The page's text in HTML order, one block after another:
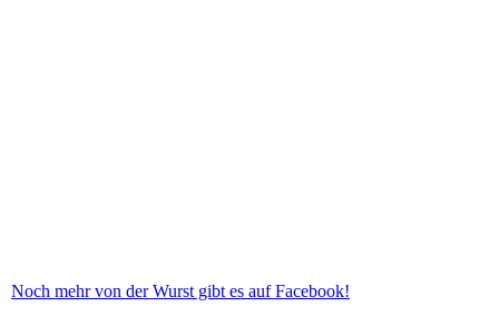
Noch mehr von der Wurst gibt es auf Facebook!